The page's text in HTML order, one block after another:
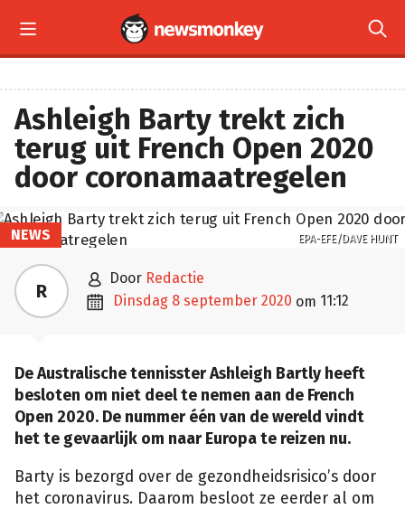
 
Ashleigh Barty trekt zich
terug uit French Open 2020
door coronamaatregelen
EPA-EFE/DAVE HUNT
NEWS
R  door Redactie
 dinsdag 8 september 2020 om 11:12
De Australische tennisster Ashleigh Bartly heeft
besloten om niet deel te nemen aan de French
Open 2020. De nummer één van de wereld vindt
het te gevaarlijk om naar Europa te reizen nu.
Barty is bezorgd over de gezondheidsrisico’s door
het coronavirus. Daarom besloot ze eerder al om